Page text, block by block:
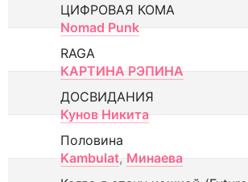
ЦИФРОВАЯ КОМА
Nomad Punk
RAGA
КАРТИНА РЭПИНА
ДОСВИДАНИЯ
Кунов Никита
Половина
Kambulat, Минаева